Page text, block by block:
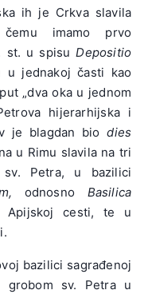
ih je Crkva slavila
imamo prvo
st. u spisuDepositio
jednakoj časti kao
„dva oka u jednom
hijerarhijska i
je blagdan biodies
u Rimu slavila na tri
sv. Petra, u bazilici
odnosno Basilica
Apijskoj cesti, te u
bazilici sagrađenoj
grobom sv. Petra u